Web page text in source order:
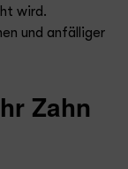
wird.
und anfälliger
Zahn